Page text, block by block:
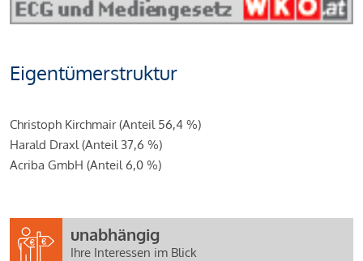
Eigentümerstruktur
Christoph Kirchmair (Anteil 56,4 %)
Harald Draxl (Anteil 37,6 %)
Acriba GmbH (Anteil 6,0 %)
unabhängig
Ihre Interessen im Blick